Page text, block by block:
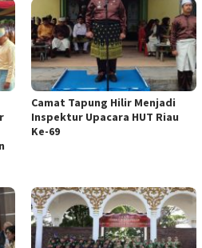
Camat Tapung Hilir Menjadi
Inspektur Upacara HUT Riau
Ke-69